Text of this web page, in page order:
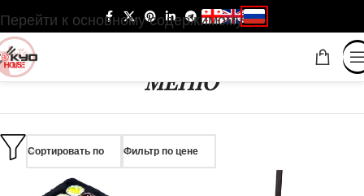
Перейти к основному содержимому
МЕНЮ
Сортировать по Фильтр по цене